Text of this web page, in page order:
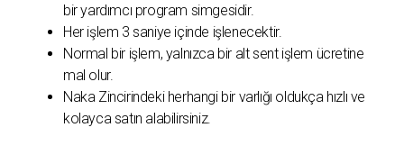
bir yardımcı program simgesidir.
Her işlem 3 saniye içinde işlenecektir.
Normal bir işlem, yalnızca bir alt sent işlem ücretine
mal olur.
Naka Zincirindeki herhangi bir varlığı oldukça hızlı ve
kolayca satın alabilirsiniz.